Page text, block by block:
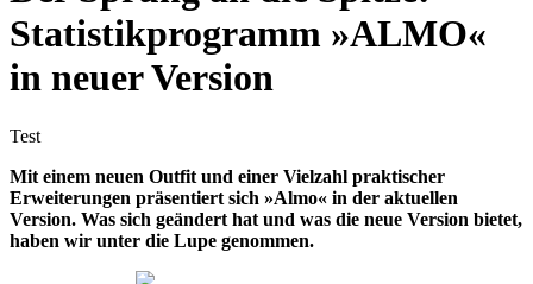
Statistikprogramm »ALMO«
in neuer Version
Test
Mit einem neuen Outfit und einer Vielzahl praktischer
Erweiterungen präsentiert sich »Almo« in der aktuellen
Version. Was sich geändert hat und was die neue Version bietet,
haben wir unter die Lupe genommen.